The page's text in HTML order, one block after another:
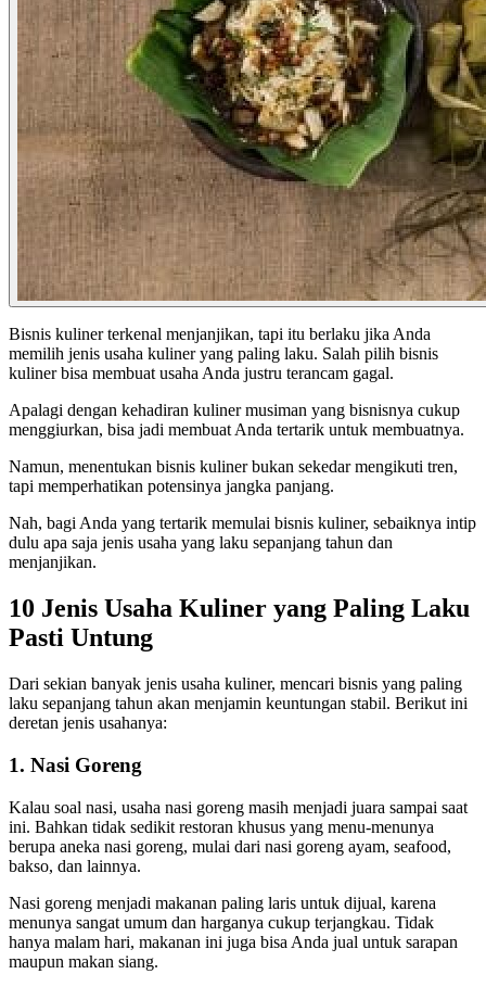
Bisnis kuliner terkenal menjanjikan, tapi itu berlaku jika Anda
memilih jenis usaha kuliner yang paling laku. Salah pilih bisnis
kuliner bisa membuat usaha Anda justru terancam gagal.
Apalagi dengan kehadiran kuliner musiman yang bisnisnya cukup
menggiurkan, bisa jadi membuat Anda tertarik untuk membuatnya.
Namun, menentukan bisnis kuliner bukan sekedar mengikuti tren,
tapi memperhatikan potensinya jangka panjang.
Nah, bagi Anda yang tertarik memulai bisnis kuliner, sebaiknya intip
dulu apa saja jenis usaha yang laku sepanjang tahun dan
menjanjikan.
10 Jenis Usaha Kuliner yang Paling Laku
Pasti Untung
Dari sekian banyak jenis usaha kuliner, mencari bisnis yang paling
laku sepanjang tahun akan menjamin keuntungan stabil. Berikut ini
deretan jenis usahanya:
1. Nasi Goreng
Kalau soal nasi, usaha nasi goreng masih menjadi juara sampai saat
ini. Bahkan tidak sedikit restoran khusus yang menu-menunya
berupa aneka nasi goreng, mulai dari nasi goreng ayam, seafood,
bakso, dan lainnya.
Nasi goreng menjadi makanan paling laris untuk dijual, karena
menunya sangat umum dan harganya cukup terjangkau. Tidak
hanya malam hari, makanan ini juga bisa Anda jual untuk sarapan
maupun makan siang.